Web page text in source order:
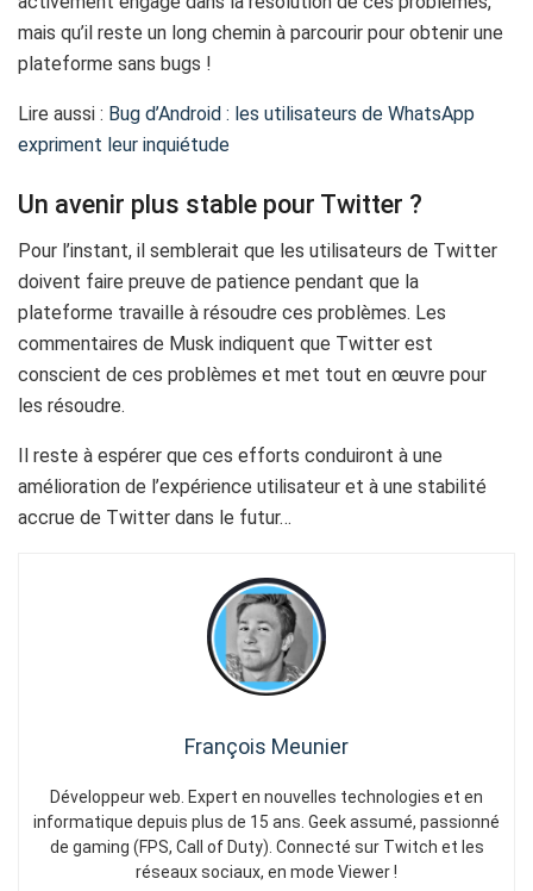
mais qu’il reste un long chemin à parcourir pour obtenir une
plateforme sans bugs !
Lire aussi : Bug d’Android : les utilisateurs de WhatsApp
expriment leur inquiétude
Un avenir plus stable pour Twitter ?
Pour l’instant, il semblerait que les utilisateurs de Twitter
doivent faire preuve de patience pendant que la
plateforme travaille à résoudre ces problèmes. Les
commentaires de Musk indiquent que Twitter est
conscient de ces problèmes et met tout en œuvre pour
les résoudre.
Il reste à espérer que ces efforts conduiront à une
amélioration de l’expérience utilisateur et à une stabilité
accrue de Twitter dans le futur…
François Meunier
Développeur web. Expert en nouvelles technologies et en
informatique depuis plus de 15 ans. Geek assumé, passionné
de gaming (FPS, Call of Duty). Connecté sur Twitch et les
réseaux sociaux, en mode Viewer !